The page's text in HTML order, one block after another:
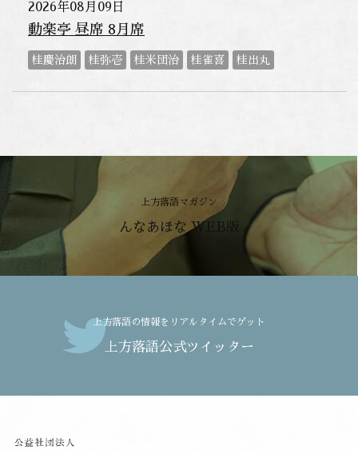
2026年08月09日
動楽亭 昼席 8月席
桂慶治朗 桂弥壱 桂米団治 桂雀喜 桂出丸
上方落語マガジン
んなあほな WEB版
上方落語の情報をリアルタイムでゲット
上方落語公式ツイッター